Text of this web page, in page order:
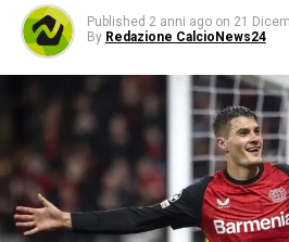
Published 2 anni ago on 21
By Redazione CalcioNews24